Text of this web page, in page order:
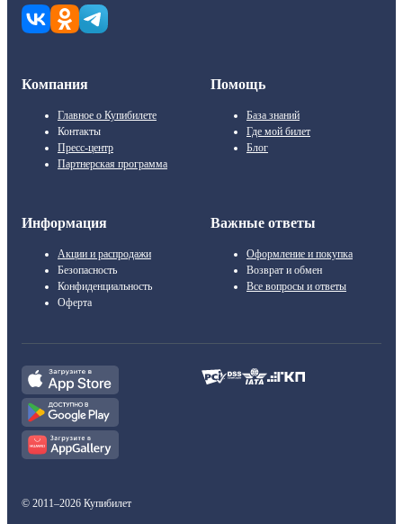
Компания
Главное о Купибилете
Контакты
Пресс-центр
Партнерская программа
Помощь
База знаний
Где мой билет
Блог
Информация
Акции и распродажи
Безопасность
Конфиденциальность
Оферта
Важные ответы
Оформление и покупка
Возврат и обмен
Все вопросы и ответы
© 2011–2026 Купибилет